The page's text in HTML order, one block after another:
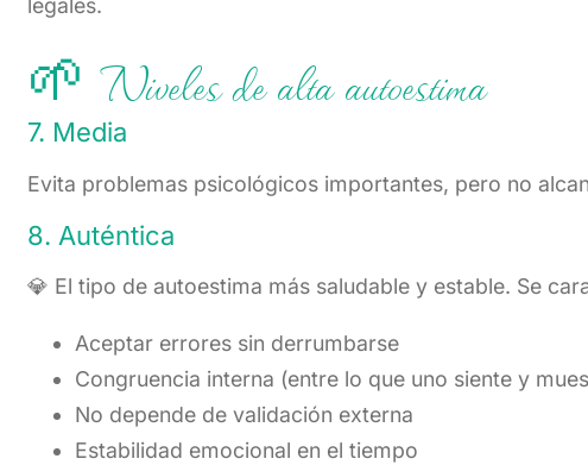
legales.
🌱 Niveles de alta autoestima
7. Media
Evita problemas psicológicos importantes, pero no
8. Auténtica
💎 El tipo de autoestima más saludable y estable. Se
Aceptar errores sin derrumbarse
Congruencia interna (entre lo que uno siente y
No depende de validación externa
Estabilidad emocional en el tiempo